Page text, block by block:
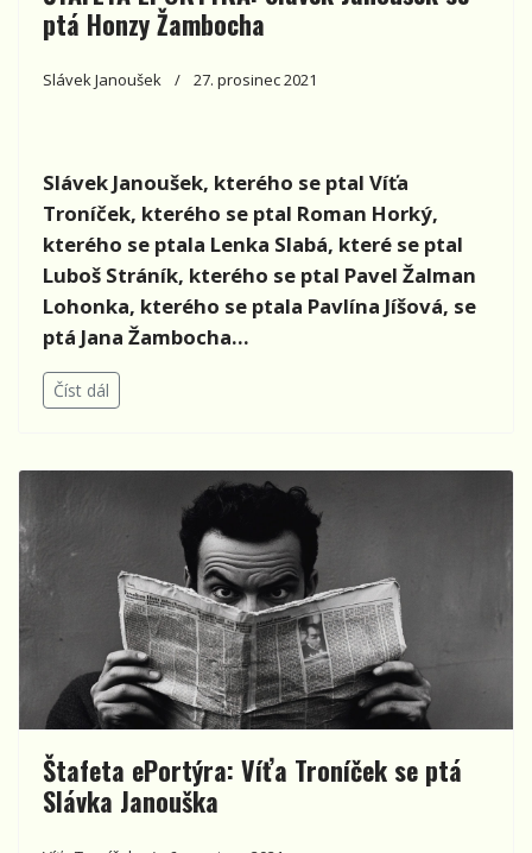
ptá Honzy Žambocha
Slávek Janoušek 27. prosinec 2021
Slávek Janoušek, kterého se ptal Víťa
Troníček, kterého se ptal Roman Horký,
kterého se ptala Lenka Slabá, které se ptal
Luboš Stráník, kterého se ptal Pavel Žalman
Lohonka, kterého se ptala Pavlína Jíšová, se
ptá Jana Žambocha...
Číst dál
Štafeta ePortýra: Víťa Troníček se ptá
Slávka Janouška